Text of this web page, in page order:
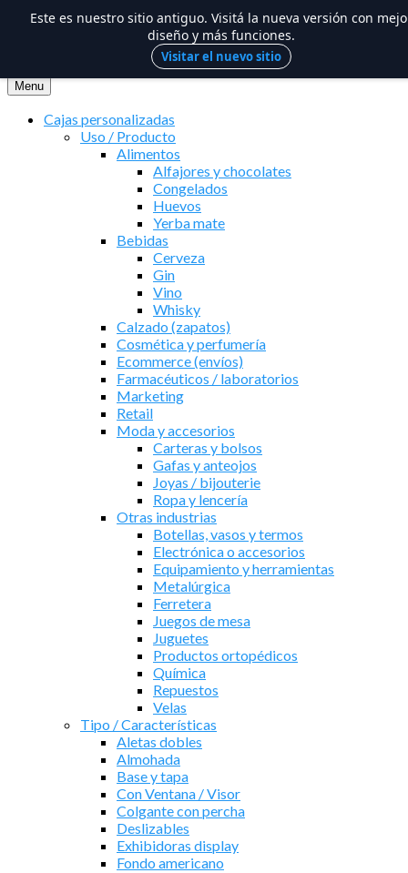
al
contenido
Menu
Cajas personalizadas
Uso / Producto
Alimentos
Alfajores y chocolates
Congelados
Huevos
Yerba mate
Bebidas
Cerveza
Gin
Vino
Whisky
Calzado (zapatos)
Cosmética y perfumería
Ecommerce (envíos)
Farmacéuticos / laboratorios
Marketing
Retail
Moda y accesorios
Carteras y bolsos
Gafas y anteojos
Joyas / bijouterie
Ropa y lencería
Otras industrias
Botellas, vasos y termos
Electrónica o accesorios
Equipamiento y herramientas
Metalúrgica
Ferretera
Juegos de mesa
Juguetes
Productos ortopédicos
Química
Repuestos
Velas
Tipo / Características
Aletas dobles
Almohada
Base y tapa
Con Ventana / Visor
Colgante con percha
Deslizables
Exhibidoras display
Fondo americano
Este es nuestro sitio antiguo. Visitá la nueva versión con
diseño y más funciones.
Visitar el nuevo sitio